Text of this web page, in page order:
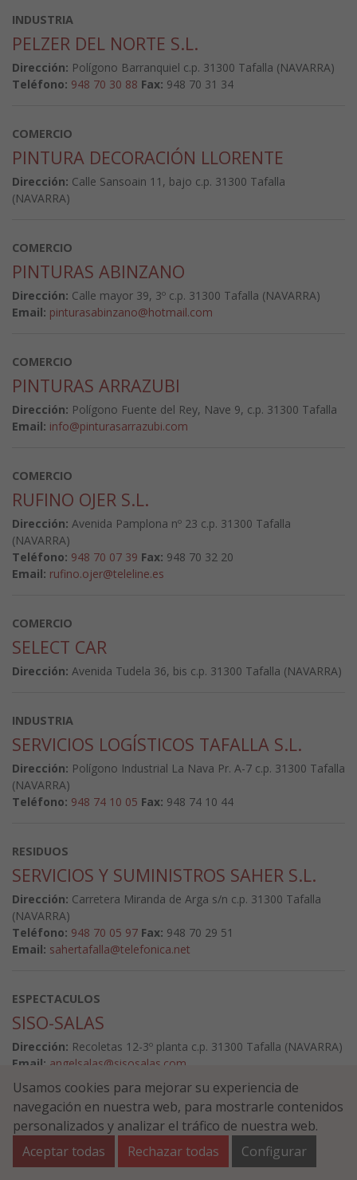
INDUSTRIA
PELZER DEL NORTE S.L.
Dirección: Polígono Barranquiel c.p. 31300 Tafalla (NAVARRA)
Teléfono: 948 70 30 88 Fax: 948 70 31 34
COMERCIO
PINTURA DECORACIÓN LLORENTE
Dirección: Calle Sansoain 11, bajo c.p. 31300 Tafalla
(NAVARRA)
COMERCIO
PINTURAS ABINZANO
Dirección: Calle mayor 39, 3º c.p. 31300 Tafalla (NAVARRA)
Email: pinturasabinzano@hotmail.com
COMERCIO
PINTURAS ARRAZUBI
Dirección: Polígono Fuente del Rey, Nave 9, c.p. 31300 Tafalla
Email: info@pinturasarrazubi.com
COMERCIO
RUFINO OJER S.L.
Dirección: Avenida Pamplona nº 23 c.p. 31300 Tafalla
(NAVARRA)
Teléfono: 948 70 07 39 Fax: 948 70 32 20
Email: rufino.ojer@teleline.es
COMERCIO
SELECT CAR
Dirección: Avenida Tudela 36, bis c.p. 31300 Tafalla (NAVARRA)
INDUSTRIA
SERVICIOS LOGÍSTICOS TAFALLA S.L.
Dirección: Polígono Industrial La Nava Pr. A-7 c.p. 31300 Tafalla
(NAVARRA)
Teléfono: 948 74 10 05 Fax: 948 74 10 44
RESIDUOS
SERVICIOS Y SUMINISTROS SAHER S.L.
Dirección: Carretera Miranda de Arga s/n c.p. 31300 Tafalla
(NAVARRA)
Teléfono: 948 70 05 97 Fax: 948 70 29 51
Email: sahertafalla@telefonica.net
ESPECTACULOS
SISO-SALAS
Dirección: Recoletas 12-3º planta c.p. 31300 Tafalla (NAVARRA)
Email: angelsalas@sisosalas.com
INDUSTRIA
TAFINOX SOCIEDAD COOPERATIVA
Dirección: Carretera Zaragoza Km 37 c.p. 31300 Tafalla
Usamos cookies para mejorar su experiencia de
navegación en nuestra web, para mostrarle contenidos
personalizados y analizar el tráfico de nuestra web.
Aceptar todas
Rechazar todas Configurar